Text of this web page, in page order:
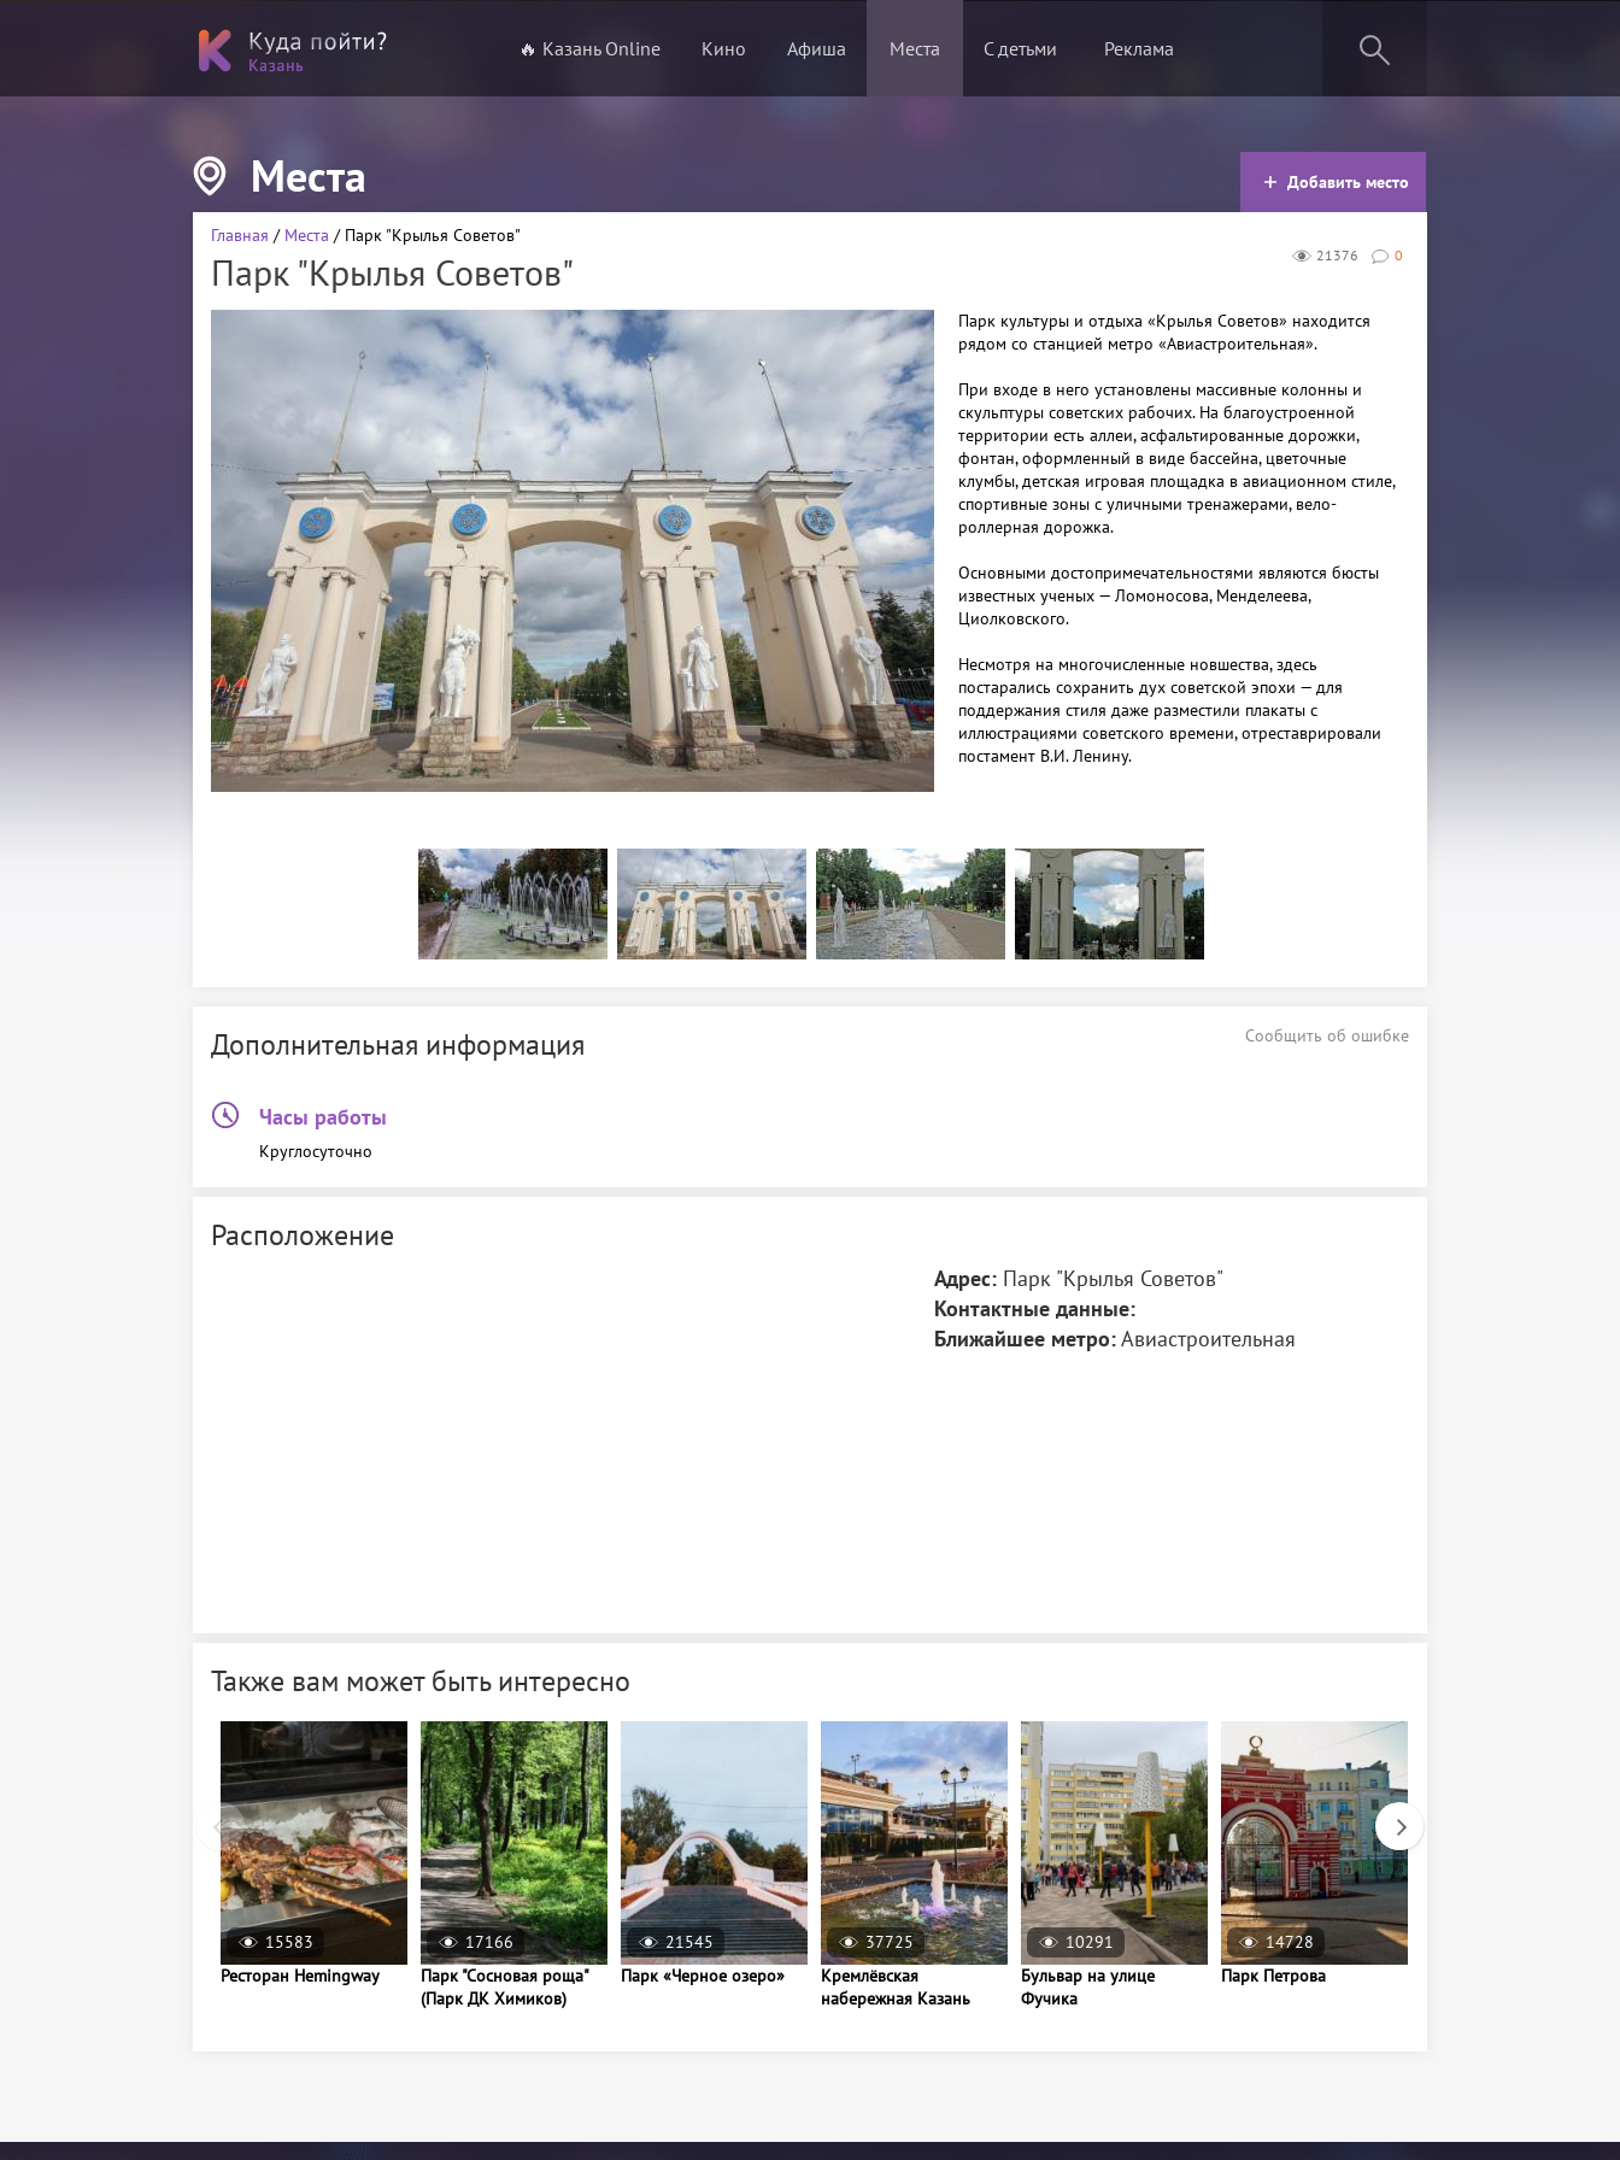
🔥 Казань Online Кино Афиша Места С детьми Реклама
Места Добавить место
0
21376
Главная / Места / Парк "Крылья Советов"
Парк "Крылья Советов"
Парк культуры и отдыха «Крылья Советов» находится
рядом со станцией метро «Авиастроительная».
При входе в него установлены массивные колонны и
скульптуры советских рабочих. На благоустроенной
территории есть аллеи, асфальтированные дорожки,
фонтан, оформленный в виде бассейна, цветочные
клумбы, детская игровая площадка в авиационном стиле,
спортивные зоны с уличными тренажерами, вело-
роллерная дорожка.
Основными достопримечательностями являются бюсты
известных ученых — Ломоносова, Менделеева,
Циолковского.
Несмотря на многочисленные новшества, здесь
постарались сохранить дух советской эпохи — для
поддержания стиля даже разместили плакаты с
иллюстрациями советского времени, отреставрировали
постамент В.И. Ленину.
Сообщить об ошибке
Дополнительная информация
Часы работы
Круглосуточно
Расположение
Адрес: Парк "Крылья Советов"
Контактные данные:
Ближайшее метро:Авиастроительная
Также вам может быть интересно
15583
Ресторан Hemingway
17166
Парк "Сосновая роща"
(Парк ДК Химиков)
21545
Парк «Черное озеро»
37725
Кремлёвская
набережная Казань
10291
Бульвар на улице
Фучика
14728
Парк Петрова